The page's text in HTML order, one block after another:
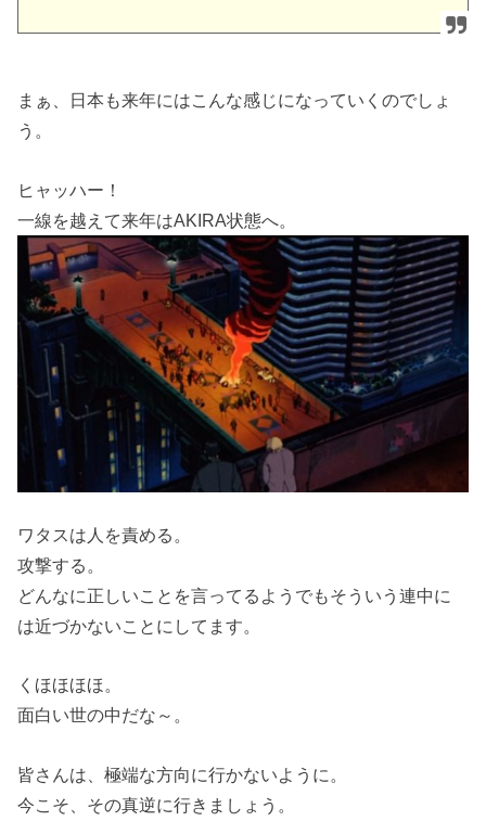
まぁ、日本も来年にはこんな感じになっていくのでしょ
う。
ヒャッハー！
一線を越えて来年はAKIRA状態へ。
ワタスは人を責める。
攻撃する。
どんなに正しいことを言ってるようでもそういう連中に
は近づかないことにしてます。
くほほほほ。
面白い世の中だな～。
皆さんは、極端な方向に行かないように。
今こそ、その真逆に行きましょう。